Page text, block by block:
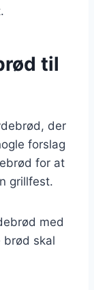
til
der
forslag
for at
grillfest.
med
brød skal